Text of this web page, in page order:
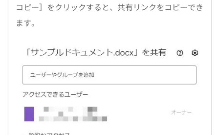
コピー］をクリックすると、共有リンクをコピーでき
ます。